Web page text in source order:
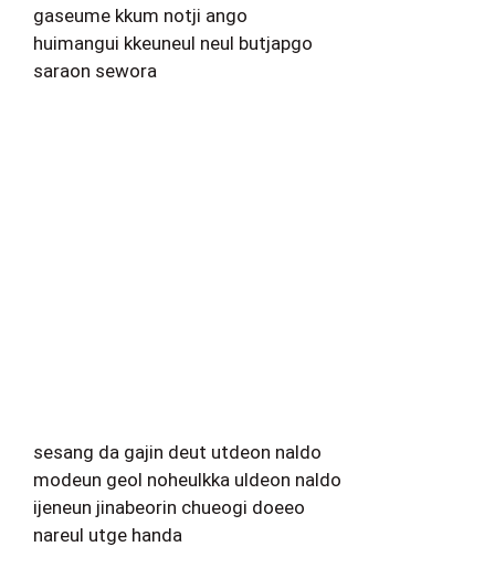
gaseume kkum notji ango
huimangui kkeuneul neul butjapgo
saraon sewora
sesang da gajin deut utdeon naldo
modeun geol noheulkka uldeon naldo
ijeneun jinabeorin chueogi doeeo
nareul utge handa